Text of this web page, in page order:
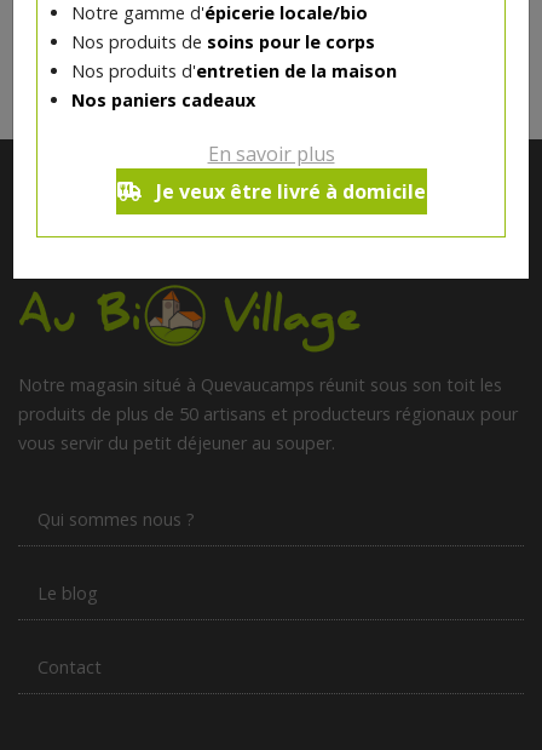
Notre gamme d'épicerie locale/bio
Nos produits de soins pour le corps
Nos produits d'entretien de la maison
Nos paniers cadeaux
En savoir plus
Je veux être livré à domicile
DANS LA MÊME CATÉGORIE ...
Notre magasin situé à Quevaucamps réunit sous son toit les
produits de plus de 50 artisans et producteurs régionaux pour
vous servir du petit déjeuner au souper.
Qui sommes nous ?
Le blog
Contact